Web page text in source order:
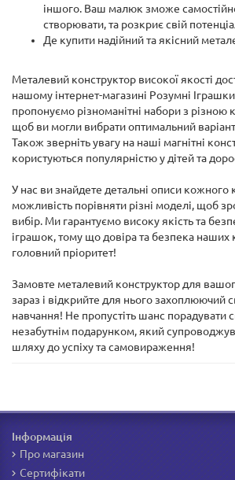
іншого. Ваш малюк зможе
створювати, та розкриє свій
Де купити надійний та якісний
Металевий конструктор високої якості
нашому інтернет-магазині Розумні
пропонуємо різноманітні набори з різною
щоб ви могли вибрати оптимальний
Також зверніть увагу на наші магнітні
користуються популярністю у дітей та
У нас ви знайдете детальні описи кожного
можливість порівняти різні моделі, щоб
вибір. Ми гарантуємо високу якість та
іграшок, тому що довіра та безпека наших
головний пріоритет!
Замовте металевий конструктор для
зараз і відкрийте для нього захоплюючий
навчання! Не пропустіть шанс порадувати
незабутнім подарунком, який
шляху до успіху та самовираження!
Інформація
Про магазин
Сертифікати